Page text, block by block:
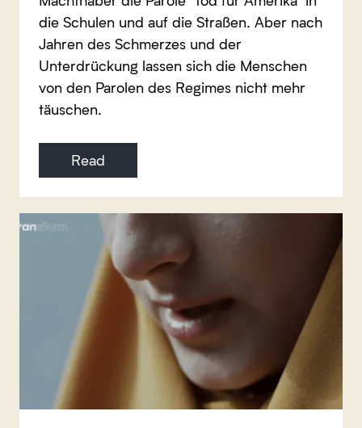
die Schulen und auf die Straßen. Aber nach
Jahren des Schmerzes und der
Unterdrückung lassen sich die Menschen
von den Parolen des Regimes nicht mehr
täuschen.
Read